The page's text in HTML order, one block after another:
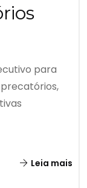
para
Leia mais